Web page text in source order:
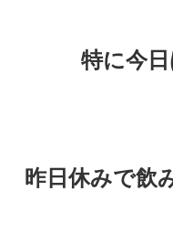
特に今日
昨日休みで飲